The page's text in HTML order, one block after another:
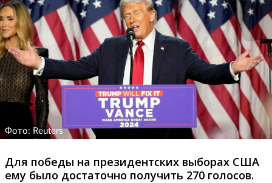
Фото: Reuters
Для победы на президентских выборах США
ему было достаточно получить 270 голосов.